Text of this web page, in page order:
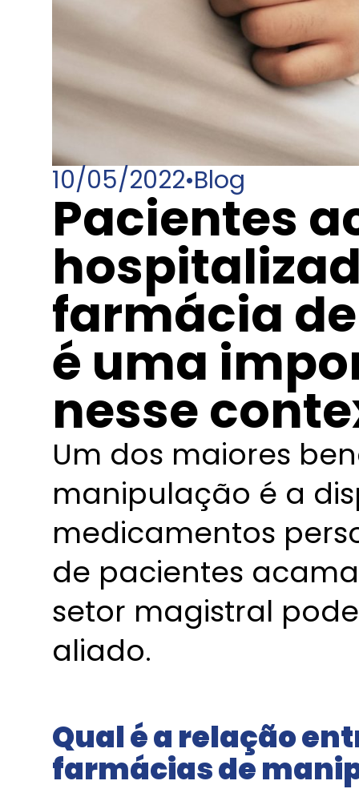
10/05/2022•Blog
Pacientes
farmácia
é uma
nesse
Um dos maiores
manipulação é a
medicamentos
de pacientes
setor magistral
aliado.
Qual é a relação
farmácias de